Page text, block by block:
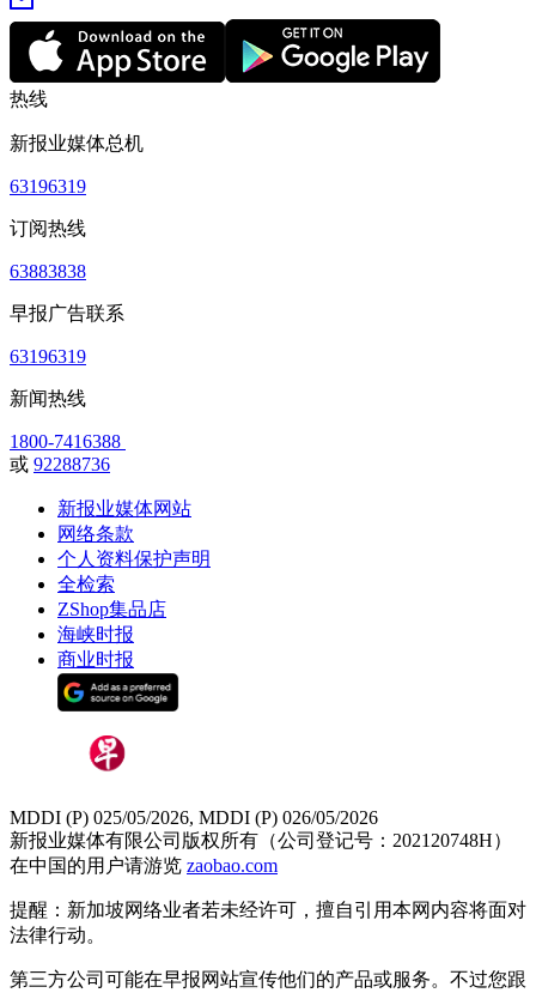
热线
新报业媒体总机
63196319
订阅热线
63883838
早报广告联系
63196319
新闻热线
1800-7416388
或 92288736
新报业媒体网站
网络条款
个人资料保护声明
全检索
ZShop集品店
海峡时报
商业时报
MDDI (P) 025/05/2026, MDDI (P) 026/05/2026
新报业媒体有限公司版权所有（公司登记号：202120748H）
在中国的用户请游览 zaobao.com
提醒：新加坡网络业者若未经许可，擅自引用本网内容将面对
法律行动。
第三方公司可能在早报网站宣传他们的产品或服务。不过您跟